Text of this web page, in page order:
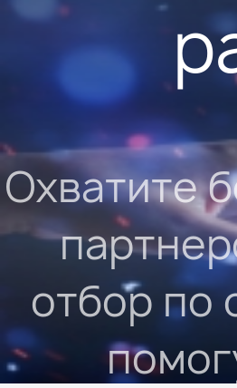
Охватите
отбор по